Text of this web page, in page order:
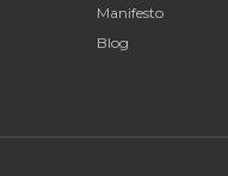
Manifesto
Blog